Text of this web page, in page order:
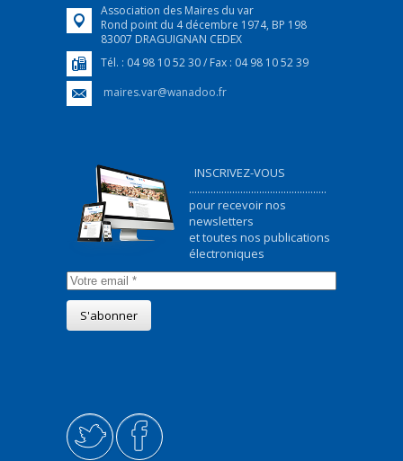
Association des Maires du var
Rond point du 4 décembre 1974, BP 198
83007 DRAGUIGNAN CEDEX
Tél. : 04 98 10 52 30 / Fax : 04 98 10 52 39
maires.var@wanadoo.fr
INSCRIVEZ-VOUS
...................................................
pour recevoir nos
newsletters
et toutes nos publications
électroniques